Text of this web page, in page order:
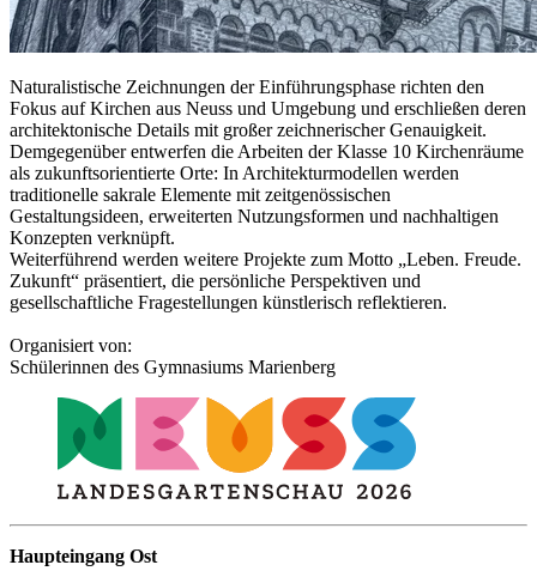
Naturalistische Zeichnungen der Einführungsphase richten den
Fokus auf Kirchen aus Neuss und Umgebung und erschließen deren
architektonische Details mit großer zeichnerischer Genauigkeit.
Demgegenüber entwerfen die Arbeiten der Klasse 10 Kirchenräume
als zukunftsorientierte Orte: In Architekturmodellen werden
traditionelle sakrale Elemente mit zeitgenössischen
Gestaltungsideen, erweiterten Nutzungsformen und nachhaltigen
Konzepten verknüpft.
Weiterführend werden weitere Projekte zum Motto „Leben. Freude.
Zukunft“ präsentiert, die persönliche Perspektiven und
gesellschaftliche Fragestellungen künstlerisch reflektieren.
Organisiert von:
Schülerinnen des Gymnasiums Marienberg
Haupteingang Ost